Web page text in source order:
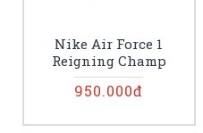
Nike Air Force 1
Reigning Champ
950.000đ